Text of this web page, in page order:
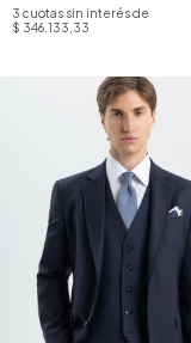
3 cuotas sin interés de
$ 346.133,33